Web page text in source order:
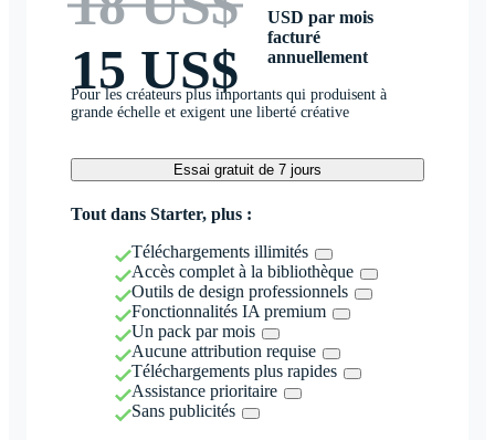
15 US$
USD par mois
facturé
annuellement
Pour les créateurs plus importants qui produisent à
grande échelle et exigent une liberté créative
Essai gratuit de 7 jours
Tout dans Starter, plus :
Téléchargements illimités
Accès complet à la bibliothèque
Outils de design professionnels
Fonctionnalités IA premium
Un pack par mois
Aucune attribution requise
Téléchargements plus rapides
Assistance prioritaire
Sans publicités